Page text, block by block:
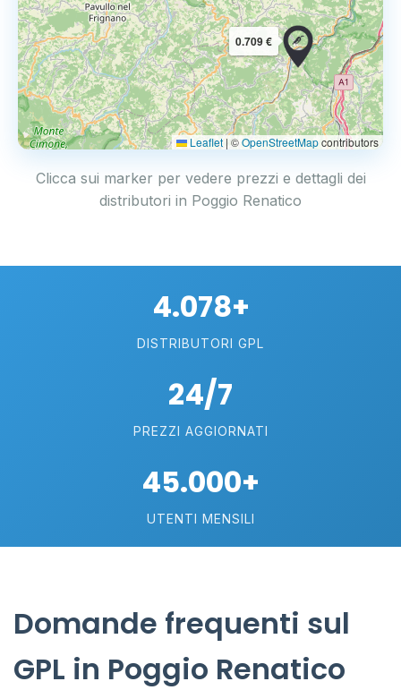
0.709 €
Leaflet | ©OpenStreetMapcontributors
Clicca sui marker per vedere prezzi e dettagli dei
distributori in Poggio Renatico
4.078+
DISTRIBUTORI GPL
24/7
PREZZI AGGIORNATI
45.000+
UTENTI MENSILI
Domande frequenti sul
GPL in Poggio Renatico